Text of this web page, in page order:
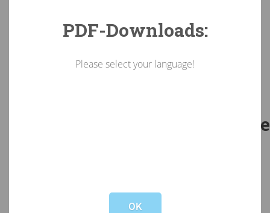
PDF-Downloads:
Please select your language!
OK